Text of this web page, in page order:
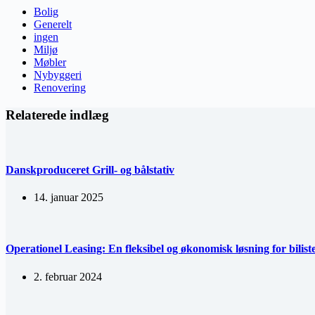
Bolig
Generelt
ingen
Miljø
Møbler
Nybyggeri
Renovering
Relaterede indlæg
Danskproduceret Grill- og bålstativ
14. januar 2025
Operationel Leasing: En fleksibel og økonomisk løsning for
2. februar 2024